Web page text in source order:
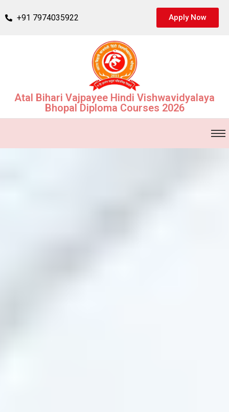
+91 7974035922 Apply Now
Atal Bihari Vajpayee Hindi Vishwavidyalaya
Bhopal Diploma Courses 2026